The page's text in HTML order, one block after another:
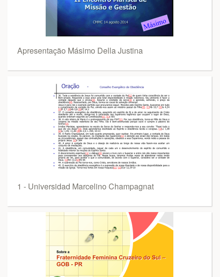
Apresentação Másimo Della Justina
1 - Universidad Marcelino Champagnat